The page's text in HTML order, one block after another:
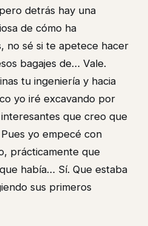
detrás hay una
de cómo ha
no sé si te apetece hacer
bagajes de… Vale.
tu ingeniería y hacia
yo iré excavando por
que creo que
yo empecé con
prácticamente que
había… Sí. Que estaba
sus primeros